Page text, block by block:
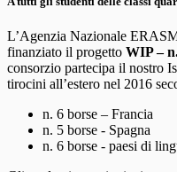
L’Agenzia Nazionale
finanziato il progetto WIP –
consorzio partecipa il nostro
tirocini all’estero nel 2016
n. 6 borse – Francia
n. 5 borse - Spagna
n. 6 borse - paesi di